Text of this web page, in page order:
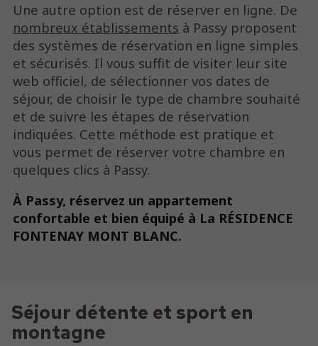
Une autre option est de réserver en ligne. De
nombreux établissements à Passy proposent
des systèmes de réservation en ligne simples
et sécurisés. Il vous suffit de visiter leur site
web officiel, de sélectionner vos dates de
séjour, de choisir le type de chambre souhaité
et de suivre les étapes de réservation
indiquées. Cette méthode est pratique et
vous permet de réserver votre chambre en
quelques clics à Passy.
À Passy, réservez un appartement
confortable et bien équipé à La RÉSIDENCE
FONTENAY MONT BLANC.
Séjour détente et sport en
montagne